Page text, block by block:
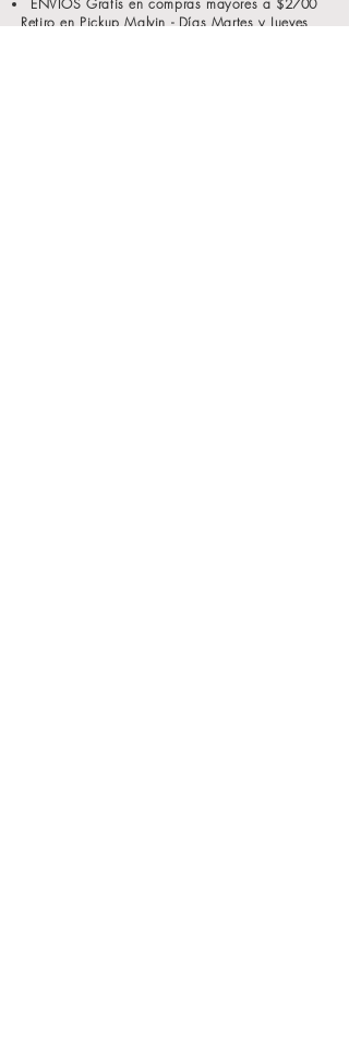
Retiro en Pickup Malvin - Días Martes y Jueves